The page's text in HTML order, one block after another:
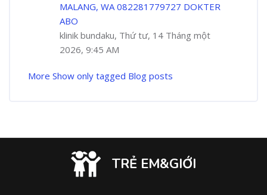
MALANG, WA 082281779727 DOKTER
ABO
klinik bundaku, Thứ tư, 14 Tháng một
2026, 9:45 AM
More Show only tagged Blog posts
TRẺ EM&GIỚI